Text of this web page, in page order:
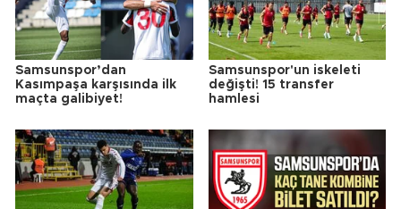
Samsunspor’dan
Kasımpaşa karşısında ilk
maçta galibiyet!
Samsunspor'un iskeleti
değişti! 15 transfer
hamlesi